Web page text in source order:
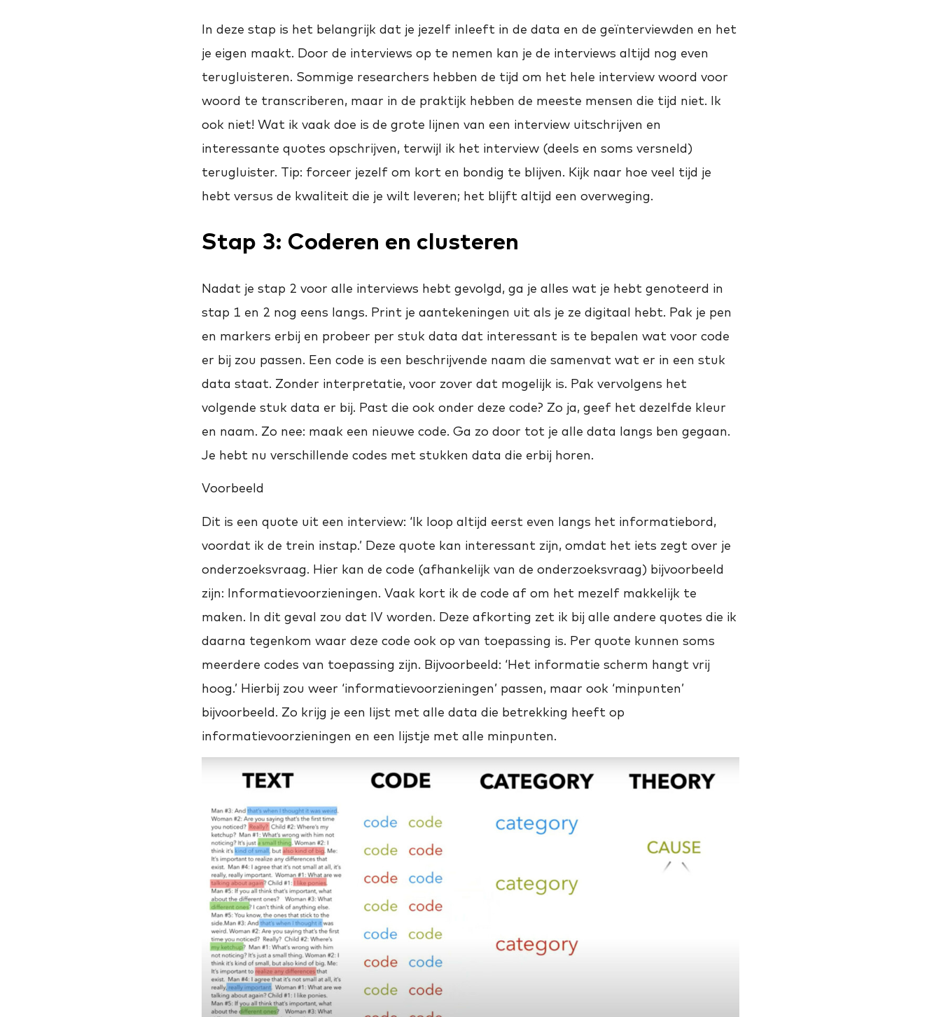
In deze stap is het belangrijk dat je jezelf inleeft in de data en de geïnterviewden en het
je eigen maakt. Door de interviews op te nemen kan je de interviews altijd nog even
terugluisteren. Sommige researchers hebben de tijd om het hele interview woord voor
woord te transcriberen, maar in de praktijk hebben de meeste mensen die tijd niet. Ik
ook niet! Wat ik vaak doe is de grote lijnen van een interview uitschrijven en
interessante quotes opschrijven, terwijl ik het interview (deels en soms versneld)
terugluister. Tip: forceer jezelf om kort en bondig te blijven. Kijk naar hoe veel tijd je
hebt versus de kwaliteit die je wilt leveren; het blijft altijd een overweging.
Stap 3: Coderen en clusteren
Nadat je stap 2 voor alle interviews hebt gevolgd, ga je alles wat je hebt genoteerd in
stap 1 en 2 nog eens langs. Print je aantekeningen uit als je ze digitaal hebt. Pak je pen
en markers erbij en probeer per stuk data dat interessant is te bepalen wat voor code
er bij zou passen. Een code is een beschrijvende naam die samenvat wat er in een stuk
data staat. Zonder interpretatie, voor zover dat mogelijk is. Pak vervolgens het
volgende stuk data er bij. Past die ook onder deze code? Zo ja, geef het dezelfde kleur
en naam. Zo nee: maak een nieuwe code. Ga zo door tot je alle data langs ben gegaan.
Je hebt nu verschillende codes met stukken data die erbij horen.
Voorbeeld
Dit is een quote uit een interview: ‘Ik loop altijd eerst even langs het informatiebord,
voordat ik de trein instap.’ Deze quote kan interessant zijn, omdat het iets zegt over je
onderzoeksvraag. Hier kan de code (afhankelijk van de onderzoeksvraag) bijvoorbeeld
zijn: Informatievoorzieningen. Vaak kort ik de code af om het mezelf makkelijk te
maken. In dit geval zou dat IV worden. Deze afkorting zet ik bij alle andere quotes die ik
daarna tegenkom waar deze code ook op van toepassing is. Per quote kunnen soms
meerdere codes van toepassing zijn. Bijvoorbeeld: ‘Het informatie scherm hangt vrij
hoog.’ Hierbij zou weer ‘informatievoorzieningen’ passen, maar ook ‘minpunten’
bijvoorbeeld. Zo krijg je een lijst met alle data die betrekking heeft op
informatievoorzieningen en een lijstje met alle minpunten.